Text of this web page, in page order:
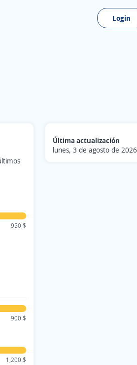
Login
950 $
900 $
1,200 $
Última actualización
lunes, 3 de agosto de 2026